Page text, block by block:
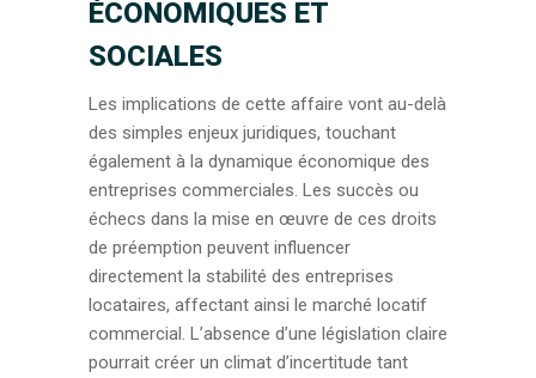
ÉCONOMIQUES ET
SOCIALES
Les implications de cette affaire vont au-delà
des simples enjeux juridiques, touchant
également à la dynamique économique des
entreprises commerciales. Les succès ou
échecs dans la mise en œuvre de ces droits
de préemption peuvent influencer
directement la stabilité des entreprises
locataires, affectant ainsi le marché locatif
commercial. L’absence d’une législation claire
pourrait créer un climat d’incertitude tant